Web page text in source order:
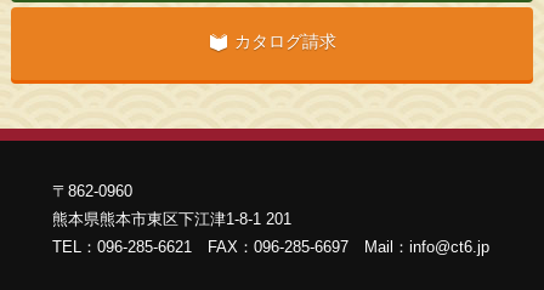
カタログ請求
〒862-0960
熊本県熊本市東区下江津1-8-1 201
TEL：096-285-6621 FAX：096-285-6697 Mail：info@ct6.jp